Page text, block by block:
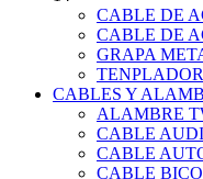
CABLE DE
CABLE DE
GRAPA
CABLES Y
ALAMBRE
CABLE
CABLE
CABLE